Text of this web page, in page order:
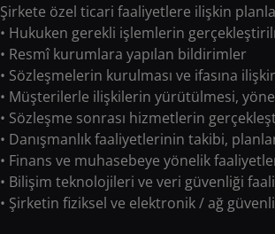
Şirkete özel ticari faaliyetlere ilişkin
• Hukuken gerekli işlemlerin
• Resmî kurumlara yapılan bildirimler
• Sözleşmelerin kurulması ve ifasına
• Müşterilerle ilişkilerin yürütülmesi,
• Sözleşme sonrası hizmetlerin
• Danışmanlık faaliyetlerinin takibi,
• Finans ve muhasebeye yönelik
• Bilişim teknolojileri ve veri güvenliği
• Şirketin fiziksel ve elektronik / ağ